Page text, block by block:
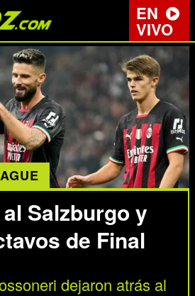
EN
VIVO
Salzburgo y
de Final
dejaron atrás al